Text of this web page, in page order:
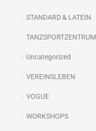
STANDARD & LATEIN
TANZSPORTZENTRUM
Uncategorized
VEREINSLEBEN
VOGUE
WORKSHOPS